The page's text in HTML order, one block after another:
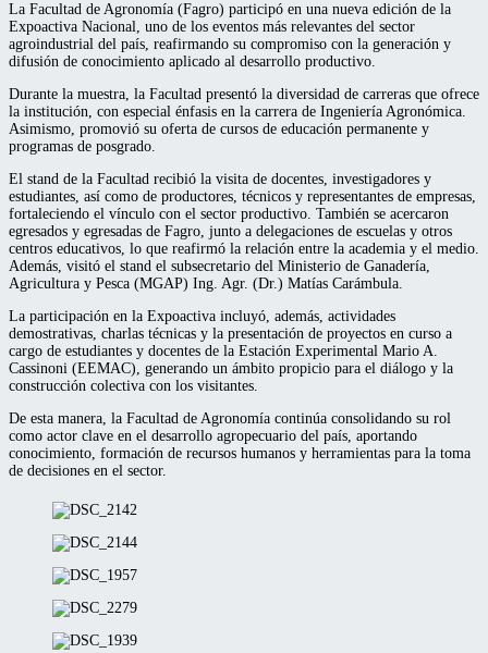
La Facultad de Agronomía (Fagro) participó en una nueva edición de la
Expoactiva Nacional, uno de los eventos más relevantes del sector
agroindustrial del país, reafirmando su compromiso con la generación y
difusión de conocimiento aplicado al desarrollo productivo.
Durante la muestra, la Facultad presentó la diversidad de carreras que ofrece
la institución, con especial énfasis en la carrera de Ingeniería Agronómica.
Asimismo, promovió su oferta de cursos de educación permanente y
programas de posgrado.
El stand de la Facultad recibió la visita de docentes, investigadores y
estudiantes, así como de productores, técnicos y representantes de empresas,
fortaleciendo el vínculo con el sector productivo. También se acercaron
egresados y egresadas de Fagro, junto a delegaciones de escuelas y otros
centros educativos, lo que reafirmó la relación entre la academia y el medio.
Además, visitó el stand el subsecretario del Ministerio de Ganadería,
Agricultura y Pesca (MGAP) Ing. Agr. (Dr.) Matías Carámbula.
La participación en la Expoactiva incluyó, además, actividades
demostrativas, charlas técnicas y la presentación de proyectos en curso a
cargo de estudiantes y docentes de la Estación Experimental Mario A.
Cassinoni (EEMAC), generando un ámbito propicio para el diálogo y la
construcción colectiva con los visitantes.
De esta manera, la Facultad de Agronomía continúa consolidando su rol
como actor clave en el desarrollo agropecuario del país, aportando
conocimiento, formación de recursos humanos y herramientas para la toma
de decisiones en el sector.